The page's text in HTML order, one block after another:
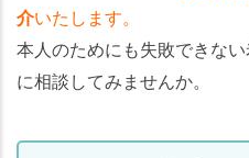
介いたします。
本人のためにも失敗できな
に相談してみませんか。